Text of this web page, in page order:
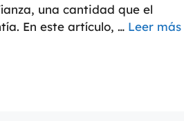
una cantidad que el
En este artículo, … Leer más